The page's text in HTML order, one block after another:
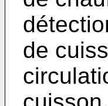
de